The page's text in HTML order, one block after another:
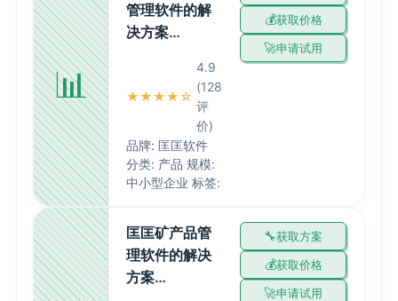
📊
管理软件的解
决方案…
★★★★☆
4.9
(128
评
价)
品牌: 匡匡软件
分类: 产品 规模:
中小型企业 标签:
获取价格
申请试用
匡匡矿产品管
理软件的解决
方案…
获取方案
获取价格
申请试用